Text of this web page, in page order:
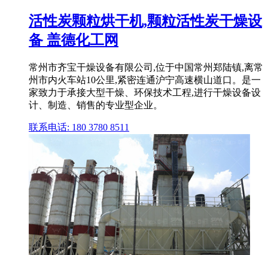
活性炭颗粒烘干机,颗粒活性炭干燥设
备 盖德化工网
常州市齐宝干燥设备有限公司,位于中国常州郑陆镇,离常
州市内火车站10公里,紧密连通沪宁高速横山道口。是一
家致力于承接大型干燥、环保技术工程,进行干燥设备设
计、制造、销售的专业型企业。
联系电话: 180 3780 8511